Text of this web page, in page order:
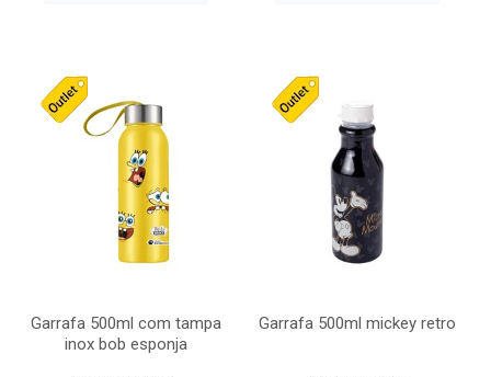
Garrafa 500ml com tampa
inox bob esponja
Garrafa 500ml mickey retro